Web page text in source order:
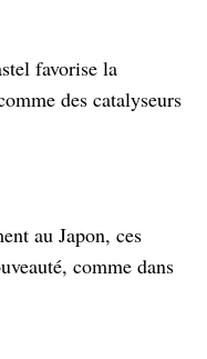
favorise la
des catalyseurs
au Japon, ces
comme dans